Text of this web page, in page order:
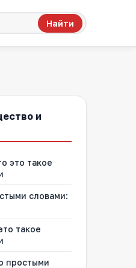
Найти
и
это такое
словами:
такое
простыми